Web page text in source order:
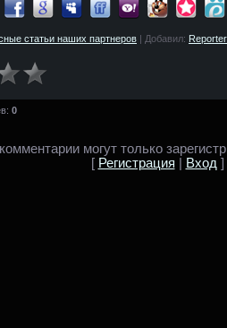
статьи наших партнеров | Добавил: Reporter
0
могут только
[ Регистрация | Вход ]